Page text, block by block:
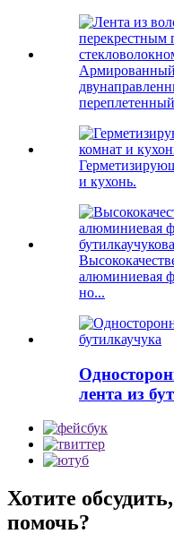
и кухонь.
алюминиевая
но...
лента из
Хотите
помочь?